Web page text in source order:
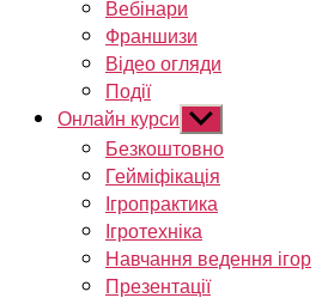
Вебінари
Франшизи
Відео огляди
Події
Онлайн курси Показати
підменю
Безкоштовно
Гейміфікація
Ігропрактика
Ігротехніка
Навчання ведення ігор
Презентації